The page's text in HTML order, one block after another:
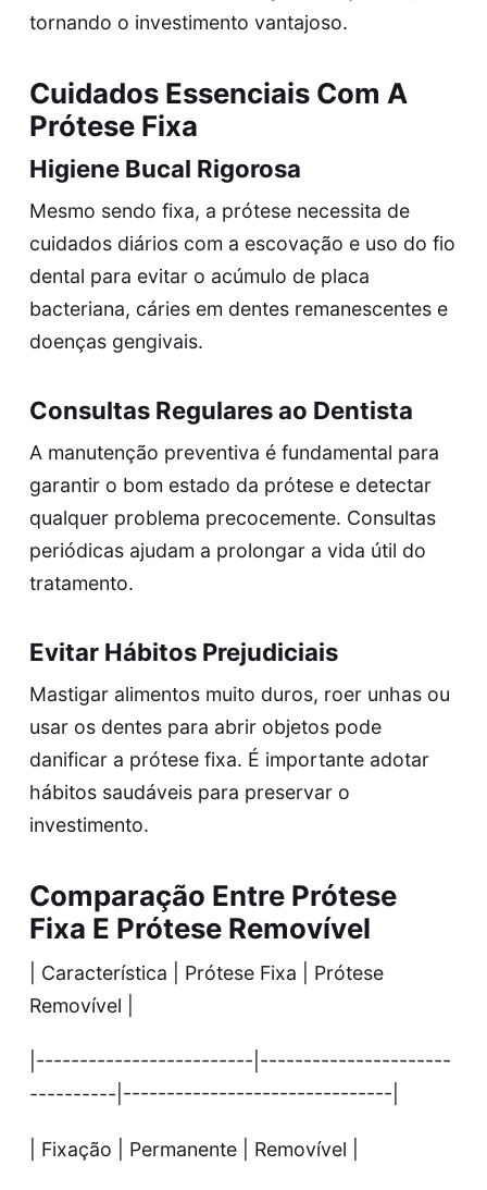
tornando o investimento vantajoso.
Cuidados Essenciais Com A
Prótese Fixa
Higiene Bucal Rigorosa
Mesmo sendo fixa, a prótese necessita de
cuidados diários com a escovação e uso do fio
dental para evitar o acúmulo de placa
bacteriana, cáries em dentes remanescentes e
doenças gengivais.
Consultas Regulares ao Dentista
A manutenção preventiva é fundamental para
garantir o bom estado da prótese e detectar
qualquer problema precocemente. Consultas
periódicas ajudam a prolongar a vida útil do
tratamento.
Evitar Hábitos Prejudiciais
Mastigar alimentos muito duros, roer unhas ou
usar os dentes para abrir objetos pode
danificar a prótese fixa. É importante adotar
hábitos saudáveis para preservar o
investimento.
Comparação Entre Prótese
Fixa E Prótese Removível
| Característica | Prótese Fixa | Prótese
Removível |
|-------------------------|----------------------
----------|-------------------------------|
| Fixação | Permanente | Removível |